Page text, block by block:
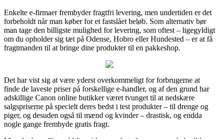
Enkelte e-firmaer frembyder fragtfri levering, men undertiden er det
forbeholdt når man køber for et fastslået beløb. Som alternativ bør
man tage den billigste mulighed for levering, som oftest – ligegyldigt
om du opholder sig tæt på Odense, Hobro eller Hundested – er at få
fragtmanden til at bringe dine produkter til en pakkeshop.
Det har vist sig at være yderst overkommeligt for forbrugerne at
finde de laveste priser på forskellige e-handler, og af den grund har
adskillige Canon online butikker været tvunget til at nedskære
salgspriserne på specielt deres bedst i test produkter – til drenge og
piger, og desuden også til mænd og kvinder – drastisk, og endda
nogle gange frembyde gratis fragt.